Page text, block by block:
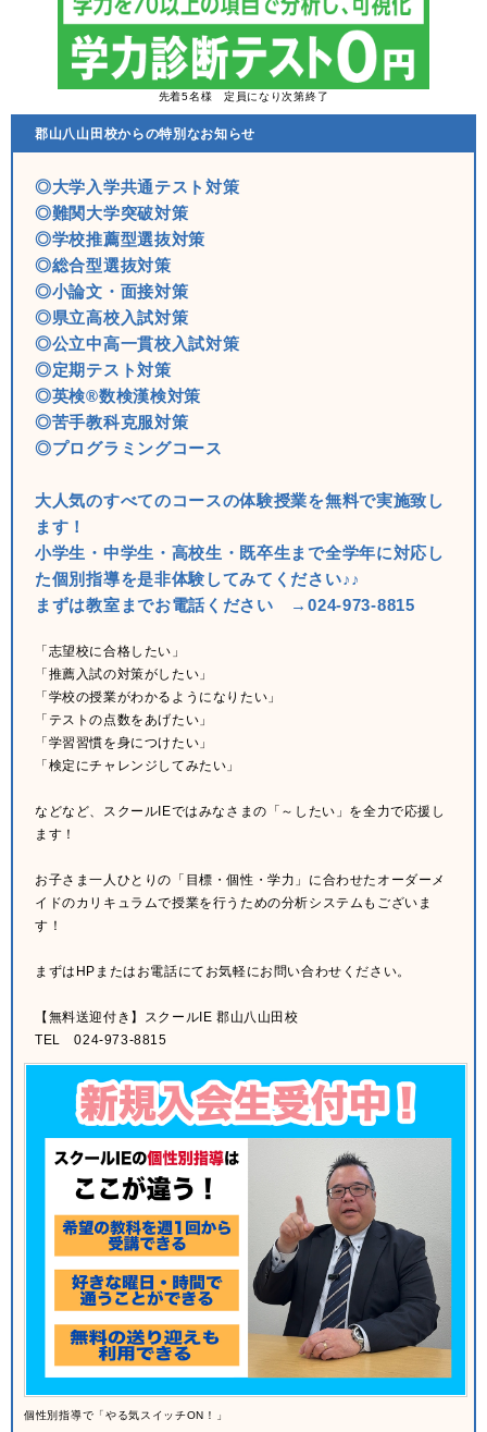
先着5名様 定員になり次第終了
郡山八山田校からの特別なお知らせ
◎大学入学共通テスト対策
◎難関大学突破対策
◎学校推薦型選抜対策
◎総合型選抜対策
◎小論文・面接対策
◎県立高校入試対策
◎公立中高一貫校入試対策
◎定期テスト対策
◎英検®数検漢検対策
◎苦手教科克服対策
◎プログラミングコース
大人気のすべてのコースの体験授業を無料で実施致し
ます！
小学生・中学生・高校生・既卒生まで全学年に対応し
た個別指導を是非体験してみてください♪♪
まずは教室までお電話ください →024-973-8815
「志望校に合格したい」
「推薦入試の対策がしたい」
「学校の授業がわかるようになりたい」
「テストの点数をあげたい」
「学習習慣を身につけたい」
「検定にチャレンジしてみたい」
などなど、スクールIEではみなさまの「～したい」を全力で応援し
ます！
お子さま一人ひとりの「目標・個性・学力」に合わせたオーダーメ
イドのカリキュラムで授業を行うための分析システムもございま
す！
まずはHPまたはお電話にてお気軽にお問い合わせください。
【無料送迎付き】スクールIE 郡山八山田校
TEL 024-973-8815
個性別指導で「やる気スイッチON！」